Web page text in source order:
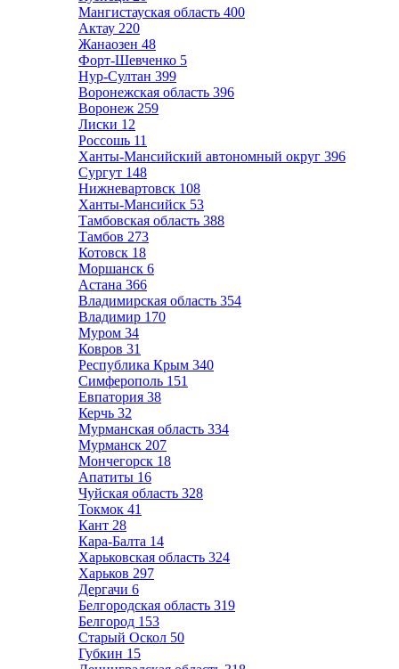
Мангистауская область 400
Актау 220
Жанаозен 48
Форт-Шевченко 5
Нур-Султан 399
Воронежская область 396
Воронеж 259
Лиски 12
Россошь 11
Ханты-Мансийский автономный округ 396
Сургут 148
Нижневартовск 108
Ханты-Мансийск 53
Тамбовская область 388
Тамбов 273
Котовск 18
Моршанск 6
Астана 366
Владимирская область 354
Владимир 170
Муром 34
Ковров 31
Республика Крым 340
Симферополь 151
Евпатория 38
Керчь 32
Мурманская область 334
Мурманск 207
Мончегорск 18
Апатиты 16
Чуйская область 328
Токмок 41
Кант 28
Кара-Балта 14
Харьковская область 324
Харьков 297
Дергачи 6
Белгородская область 319
Белгород 153
Старый Оскол 50
Губкин 15